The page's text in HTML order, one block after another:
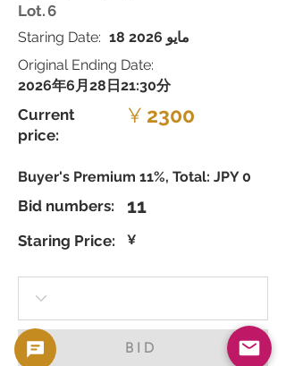
Lot.6
Staring Date:
18 مايو 2026
Original Ending Date:
2026年6月28日21:30分
Current
price:
¥ 2300
Buyer's Premium 11%, Total: JPY 0
Bid numbers: 11
Staring Price: ¥
BID